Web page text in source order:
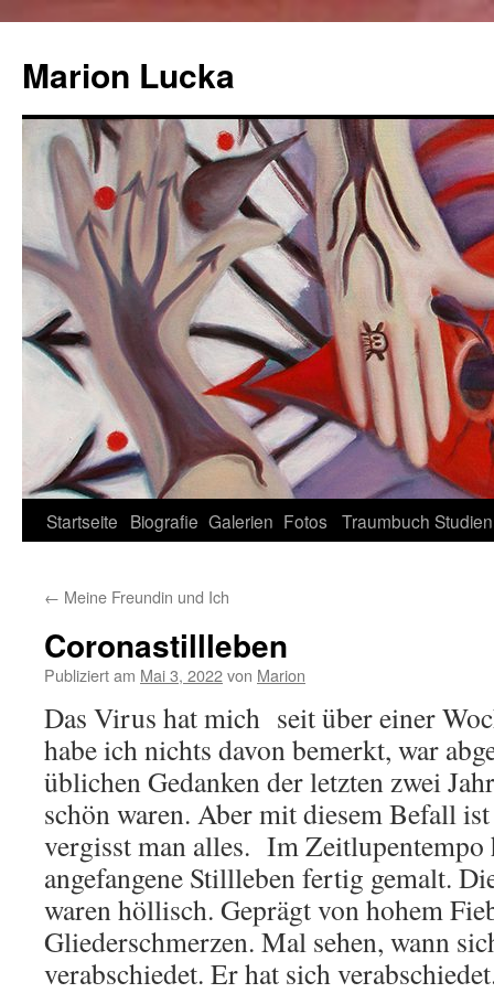
Marion Lucka
Zum
springen
Startseite Biografie Galerien Fotos Traumbuch Studien
← Meine Freundin und Ich
Coronastillleben
Publiziert am Mai 3, 2022von Marion
Das Virus hat mich seit über einer
habe ich nichts davon bemerkt, war
üblichen Gedanken der letzten zwei
schön waren. Aber mit diesem Befall
vergisst man alles. Im Zeitlupentempo
angefangene Stillleben fertig gemalt.
waren höllisch. Geprägt von hohem
Gliederschmerzen. Mal sehen, wann
verabschiedet. Er hat sich